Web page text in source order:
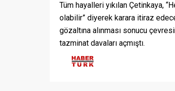
Tüm hayalleri yıkılan Çetinkaya,
olabilir” diyerek karara itiraz
gözaltına alınması sonucu
tazminat davaları açmıştı.